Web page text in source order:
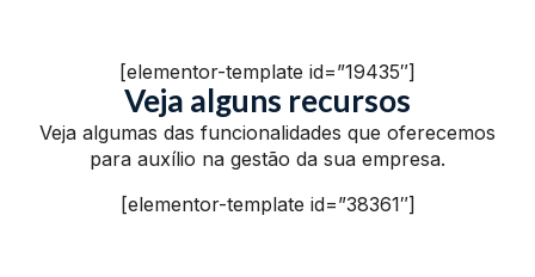
[elementor-template id=”19435″]
Veja alguns recursos
Veja algumas das funcionalidades que oferecemos
para auxílio na gestão da sua empresa.
[elementor-template id=”38361″]